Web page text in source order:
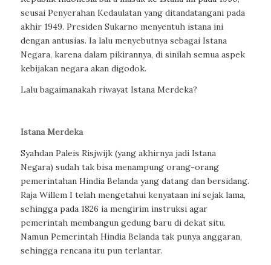
seusai Penyerahan Kedaulatan yang ditandatangani pada
akhir 1949. Presiden Sukarno menyentuh istana ini
dengan antusias. Ia lalu menyebutnya sebagai Istana
Negara, karena dalam pikirannya, di sinilah semua aspek
kebijakan negara akan digodok.
Lalu bagaimanakah riwayat Istana Merdeka?
Istana Merdeka
Syahdan Paleis Risjwijk (yang akhirnya jadi Istana
Negara) sudah tak bisa menampung orang-orang
pemerintahan Hindia Belanda yang datang dan bersidang.
Raja Willem I telah mengetahui kenyataan ini sejak lama,
sehingga pada 1826 ia mengirim instruksi agar
pemerintah membangun gedung baru di dekat situ.
Namun Pemerintah Hindia Belanda tak punya anggaran,
sehingga rencana itu pun terlantar.